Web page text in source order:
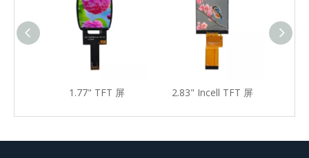
1.77" TFT 屏 2.83" Incell TFT 屏